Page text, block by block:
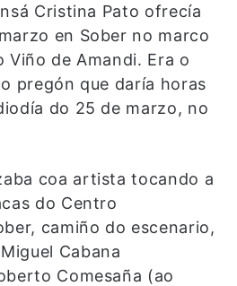
Cristina Pato ofrecía
en Sober no marco
Viño de Amandi. Era o
pregón que daría horas
do 25 de marzo, no
coa artista tocando a
do Centro
camiño do escenario,
Cabana
Comesaña (ao